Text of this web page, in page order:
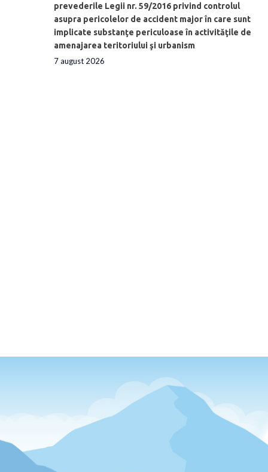
prevederile Legii nr. 59/2016 privind controlul
asupra pericolelor de accident major în care sunt
implicate substanţe periculoase în activităţile de
amenajarea teritoriului şi urbanism
7 august 2026